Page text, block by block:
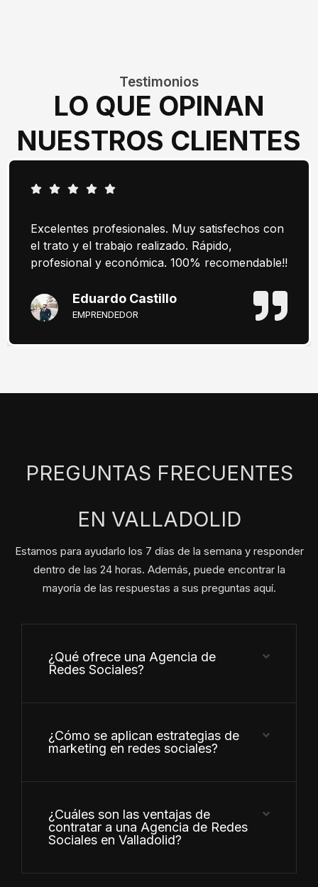
Testimonios
LO QUE OPINAN
NUESTROS CLIENTES
Excelentes profesionales. Muy satisfechos con
el trato y el trabajo realizado. Rápido,
profesional y económica. 100% recomendable!!
Eduardo Castillo
EMPRENDEDOR
PREGUNTAS FRECUENTES
EN VALLADOLID
Estamos para ayudarlo los 7 días de la semana y responder
dentro de las 24 horas. Además, puede encontrar la
mayoría de las respuestas a sus preguntas aquí.
¿Qué ofrece una Agencia de
Redes Sociales?
¿Cómo se aplican estrategias de
marketing en redes sociales?
¿Cuáles son las ventajas de
contratar a una Agencia de Redes
Sociales en Valladolid?